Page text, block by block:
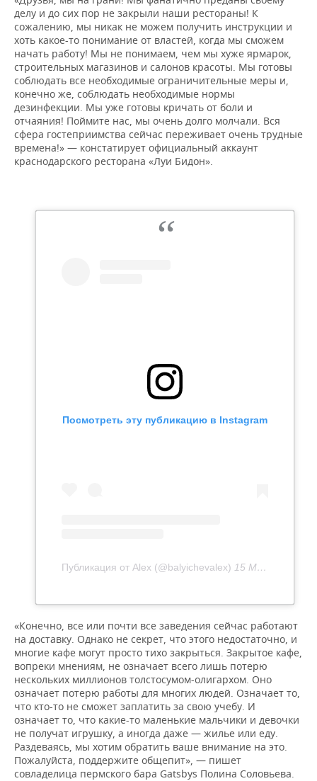
делу и до сих пор не закрыли наши рестораны! К
сожалению, мы никак не можем получить инструкции и
хоть какое-то понимание от властей, когда мы сможем
начать работу! Мы не понимаем, чем мы хуже ярмарок,
строительных магазинов и салонов красоты. Мы готовы
соблюдать все необходимые ограничительные меры и,
конечно же, соблюдать необходимые нормы
дезинфекции. Мы уже готовы кричать от боли и
отчаяния! Поймите нас, мы очень долго молчали. Вся
сфера гостеприимства сейчас переживает очень трудные
времена!» — констатирует официальный аккаунт
краснодарского ресторана «Луи Бидон».
Посмотреть эту публикацию в Instagram
Публикация от Alex (@balyichevalex) 15 Май 2020 в 9:20 PDT
«Конечно, все или почти все заведения сейчас работают
на доставку. Однако не секрет, что этого недостаточно, и
многие кафе могут просто тихо закрыться. Закрытое кафе,
вопреки мнениям, не означает всего лишь потерю
нескольких миллионов толстосумом-олигархом. Оно
означает потерю работы для многих людей. Означает то,
что кто-то не сможет заплатить за свою учебу. И
означает то, что какие-то маленькие мальчики и девочки
не получат игрушку, а иногда даже — жилье или еду.
Раздеваясь, мы хотим обратить ваше внимание на это.
Пожалуйста, поддержите общепит», — пишет
совладелица пермского бара Gatsbys Полина Соловьева.